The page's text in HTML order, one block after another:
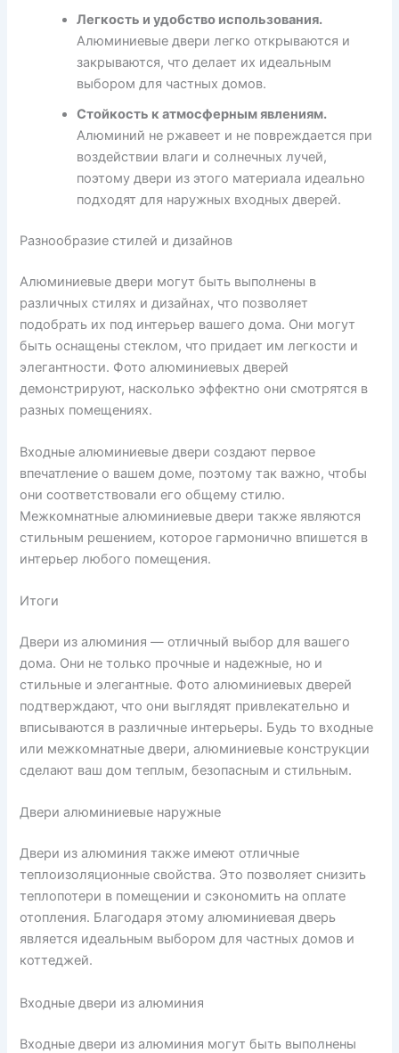
Легкость и удобство использования.
Алюминиевые двери легко открываются и
закрываются, что делает их идеальным
выбором для частных домов.
Стойкость к атмосферным явлениям.
Алюминий не ржавеет и не повреждается при
воздействии влаги и солнечных лучей,
поэтому двери из этого материала идеально
подходят для наружных входных дверей.
Разнообразие стилей и дизайнов
Алюминиевые двери могут быть выполнены в
различных стилях и дизайнах, что позволяет
подобрать их под интерьер вашего дома. Они могут
быть оснащены стеклом, что придает им легкости и
элегантности. Фото алюминиевых дверей
демонстрируют, насколько эффектно они смотрятся в
разных помещениях.
Входные алюминиевые двери создают первое
впечатление о вашем доме, поэтому так важно, чтобы
они соответствовали его общему стилю.
Межкомнатные алюминиевые двери также являются
стильным решением, которое гармонично впишется в
интерьер любого помещения.
Итоги
Двери из алюминия — отличный выбор для вашего
дома. Они не только прочные и надежные, но и
стильные и элегантные. Фото алюминиевых дверей
подтверждают, что они выглядят привлекательно и
вписываются в различные интерьеры. Будь то входные
или межкомнатные двери, алюминиевые конструкции
сделают ваш дом теплым, безопасным и стильным.
Двери алюминиевые наружные
Двери из алюминия также имеют отличные
теплоизоляционные свойства. Это позволяет снизить
теплопотери в помещении и сэкономить на оплате
отопления. Благодаря этому алюминиевая дверь
является идеальным выбором для частных домов и
коттеджей.
Входные двери из алюминия
Входные двери из алюминия могут быть выполнены